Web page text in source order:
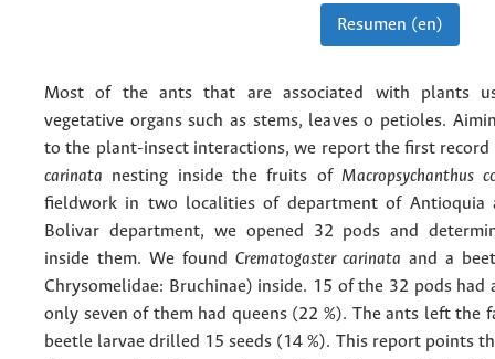
Resumen (en)
Most of the ants that are associated with plants
vegetative organs such as stems, leaves o petioles.
to the plant-insect interactions, we report the first
carinata nesting inside the fruits of Macropsychanthus
fieldwork in two localities of department of Antioquia
Bolivar department, we opened 32 pods and
inside them. We found Crematogaster carinata and a
Chrysomelidae: Bruchinae) inside. 15 of the 32 pods had
only seven of them had queens (22 %). The ants left the
beetle larvae drilled 15 seeds (14 %). This report points